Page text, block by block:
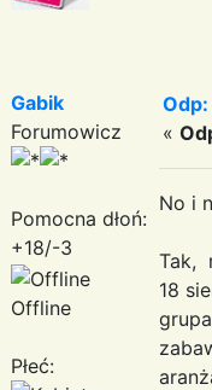
Gabik
Forumowicz
Pomocna dłoń:
+18/-3
Offline
Płeć:
Odp:
«
No i
Tak,
18